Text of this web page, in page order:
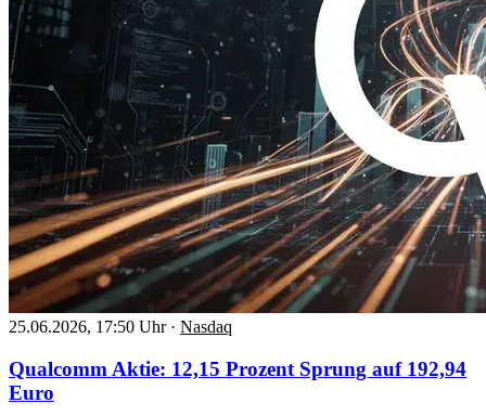
25.06.2026, 17:50 Uhr · Nasdaq
Qualcomm Aktie: 12,15 Prozent Sprung auf 192,94
Euro